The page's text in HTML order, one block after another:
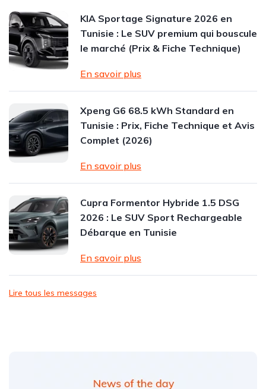
KIA Sportage Signature 2026 en
Tunisie : Le SUV premium qui bouscule
le marché (Prix & Fiche Technique)
En savoir plus
Xpeng G6 68.5 kWh Standard en
Tunisie : Prix, Fiche Technique et Avis
Complet (2026)
En savoir plus
Cupra Formentor Hybride 1.5 DSG
2026 : Le SUV Sport Rechargeable
Débarque en Tunisie
En savoir plus
Lire tous les messages